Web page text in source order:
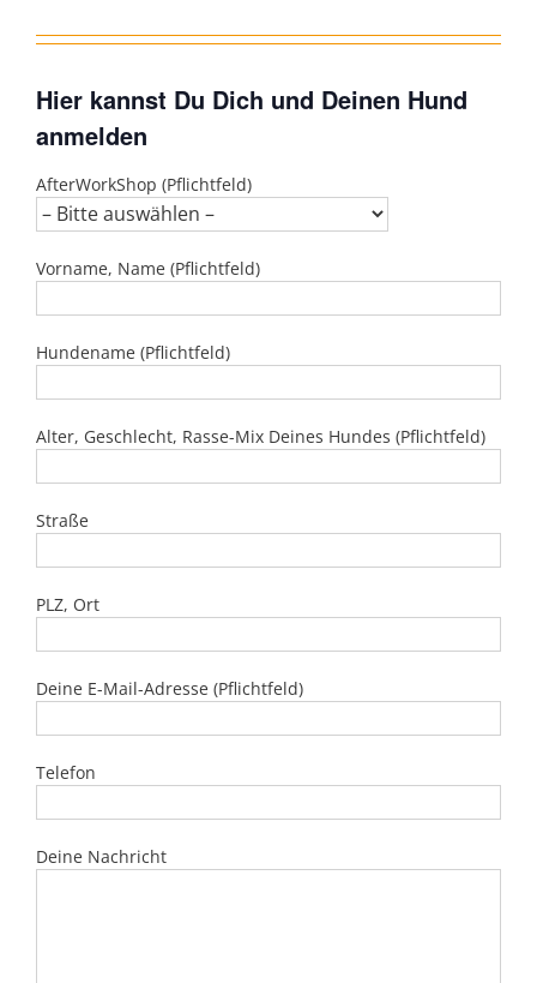
Hier kannst Du Dich und Deinen Hund
anmelden
AfterWorkShop (Pflichtfeld)
Vorname, Name (Pflichtfeld)
Hundename (Pflichtfeld)
Alter, Geschlecht, Rasse-Mix Deines Hundes (Pflichtfeld)
Straße
PLZ, Ort
Deine E-Mail-Adresse (Pflichtfeld)
Telefon
Deine Nachricht